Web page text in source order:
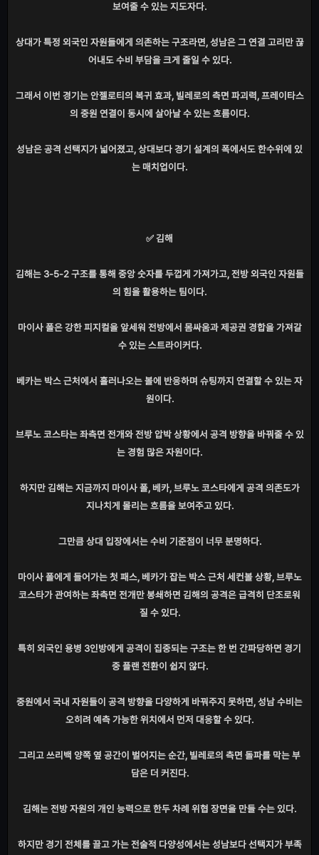
보여줄 수 있는 지도자다.
상대가 특정 외국인 자원들에게 의존하는 구조라면, 성남은 그 연결 고리만 끊
어내도 수비 부담을 크게 줄일 수 있다.
그래서 이번 경기는 안젤로티의 복귀 효과, 빌레로의 측면 파괴력, 프레이타스
의 중원 연결이 동시에 살아날 수 있는 흐름이다.
성남은 공격 선택지가 넓어졌고, 상대보다 경기 설계의 폭에서도 한수위에 있
는 매치업이다.
✅ 김해
김해는 3-5-2 구조를 통해 중앙 숫자를 두껍게 가져가고, 전방 외국인 자원들
의 힘을 활용하는 팀이다.
마이사 폴은 강한 피지컬을 앞세워 전방에서 몸싸움과 제공권 경합을 가져갈
수 있는 스트라이커다.
베카는 박스 근처에서 흘러나오는 볼에 반응하며 슈팅까지 연결할 수 있는 자
원이다.
브루노 코스타는 좌측면 전개와 전방 압박 상황에서 공격 방향을 바꿔줄 수 있
는 경험 많은 자원이다.
하지만 김해는 지금까지 마이사 폴, 베카, 브루노 코스타에게 공격 의존도가
지나치게 몰리는 흐름을 보여주고 있다.
그만큼 상대 입장에서는 수비 기준점이 너무 분명하다.
마이사 폴에게 들어가는 첫 패스, 베카가 잡는 박스 근처 세컨볼 상황, 브루노
코스타가 관여하는 좌측면 전개만 봉쇄하면 김해의 공격은 급격히 단조로워
질 수 있다.
특히 외국인 용병 3인방에게 공격이 집중되는 구조는 한 번 간파당하면 경기
중 플랜 전환이 쉽지 않다.
중원에서 국내 자원들이 공격 방향을 다양하게 바꿔주지 못하면, 성남 수비는
오히려 예측 가능한 위치에서 먼저 대응할 수 있다.
그리고 쓰리백 양쪽 옆 공간이 벌어지는 순간, 빌레로의 측면 돌파를 막는 부
담은 더 커진다.
김해는 전방 자원의 개인 능력으로 한두 차례 위협 장면을 만들 수는 있다.
하지만 경기 전체를 끌고 가는 전술적 다양성에서는 성남보다 선택지가 부족